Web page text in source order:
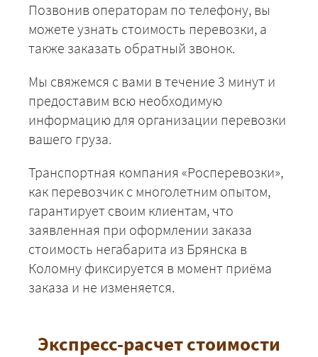
Позвонив операторам по телефону, вы
можете узнать стоимость перевозки, а
также заказать обратный звонок.
Мы свяжемся с вами в течение 3 минут и
предоставим всю необходимую
информацию для организации перевозки
вашего груза.
Транспортная компания «Росперевозки»,
как перевозчик с многолетним опытом,
гарантирует своим клиентам, что
заявленная при оформлении заказа
стоимость негабарита из Брянска в
Коломну фиксируется в момент приёма
заказа и не изменяется.
Экспресс-расчет стоимости